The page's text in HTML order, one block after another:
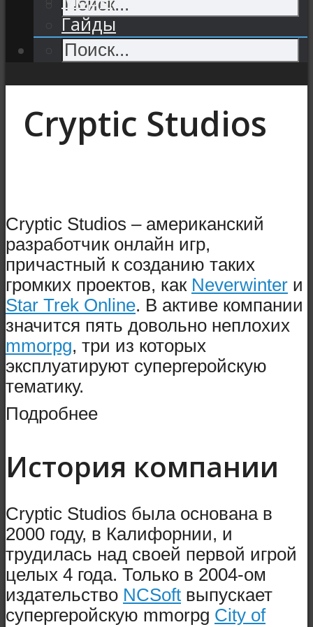
Гайды
Cryptic Studios
Cryptic Studios – американский
разработчик онлайн игр,
причастный к созданию таких
громких проектов, как Neverwinter и
Star Trek Online. В активе компании
значится пять довольно неплохих
mmorpg, три из которых
эксплуатируют супергеройскую
тематику.
Подробнее
История компании
Cryptic Studios была основана в
2000 году, в Калифорнии, и
трудилась над своей первой игрой
целых 4 года. Только в 2004-ом
издательство NCSoft выпускает
супергеройскую mmorpg City of